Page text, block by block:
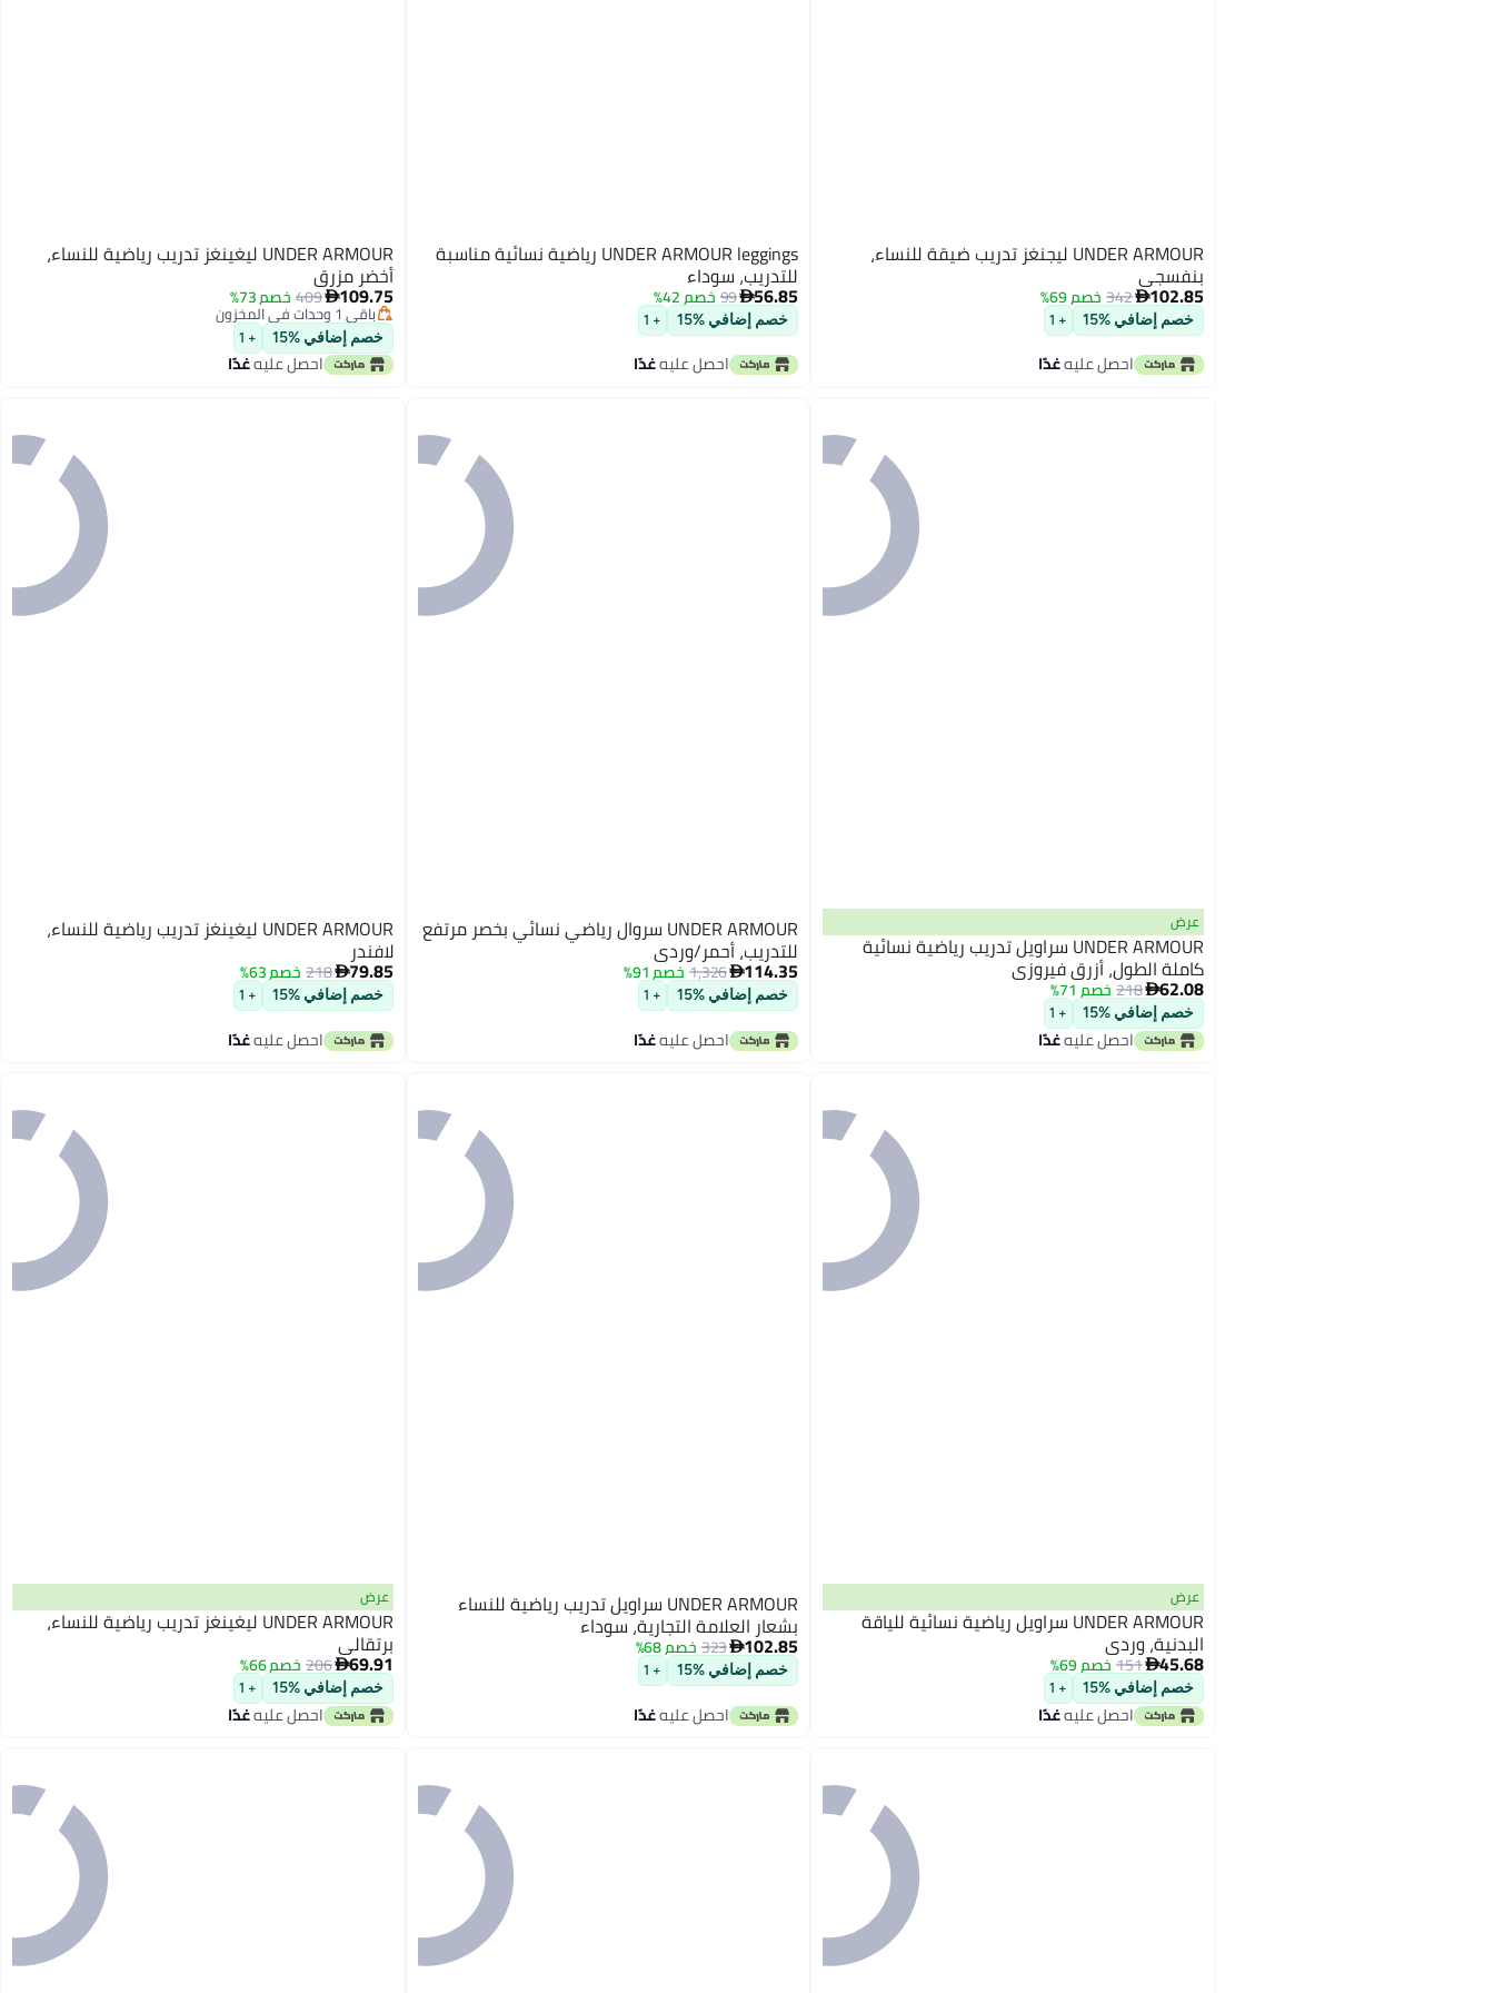
UNDER ARMOUR ليجنغز تدريب ضيقة للنساء،
بنفسجي
102.85
342 خصم 69%
خصم إضافي %15 + 1
احصل عليهغدًا
UNDER ARMOUR leggings رياضية نسائية مناسبة
للتدريب، سوداء
56.85
99خصم 42%
خصم إضافي %15 + 1
احصل عليهغدًا
UNDER ARMOUR ليغينغز تدريب رياضية للنساء،
أخضر مزرق
109.75
409خصم 73%
باقي 1 وحدات في المخزون
باقي 1 وحدات في المخزون
خصم إضافي %15 + 1
احصل عليهغدًا
عرض
UNDER ARMOUR سراويل تدريب رياضية نسائية
كاملة الطول، أزرق فيروزي
62.08
218 خصم 71%
خصم إضافي %15 + 1
احصل عليهغدًا
UNDER ARMOUR سروال رياضي نسائي بخصر مرتفع
للتدريب، أحمر/وردي
114.35
1,326خصم 91%
خصم إضافي %15 + 1
احصل عليهغدًا
UNDER ARMOUR ليغينغز تدريب رياضية للنساء،
لافندر
79.85
218خصم 63%
خصم إضافي %15 + 1
احصل عليهغدًا
عرض
UNDER ARMOUR سراويل رياضية نسائية للياقة
البدنية، وردي
45.68
151خصم 69%
خصم إضافي %15 + 1
احصل عليهغدًا
UNDER ARMOUR سراويل تدريب رياضية للنساء
بشعار العلامة التجارية، سوداء
102.85
323خصم 68%
خصم إضافي %15 + 1
احصل عليهغدًا
عرض
UNDER ARMOUR ليغينغز تدريب رياضية للنساء،
برتقالي
69.91
206خصم 66%
خصم إضافي %15 + 1
احصل عليهغدًا